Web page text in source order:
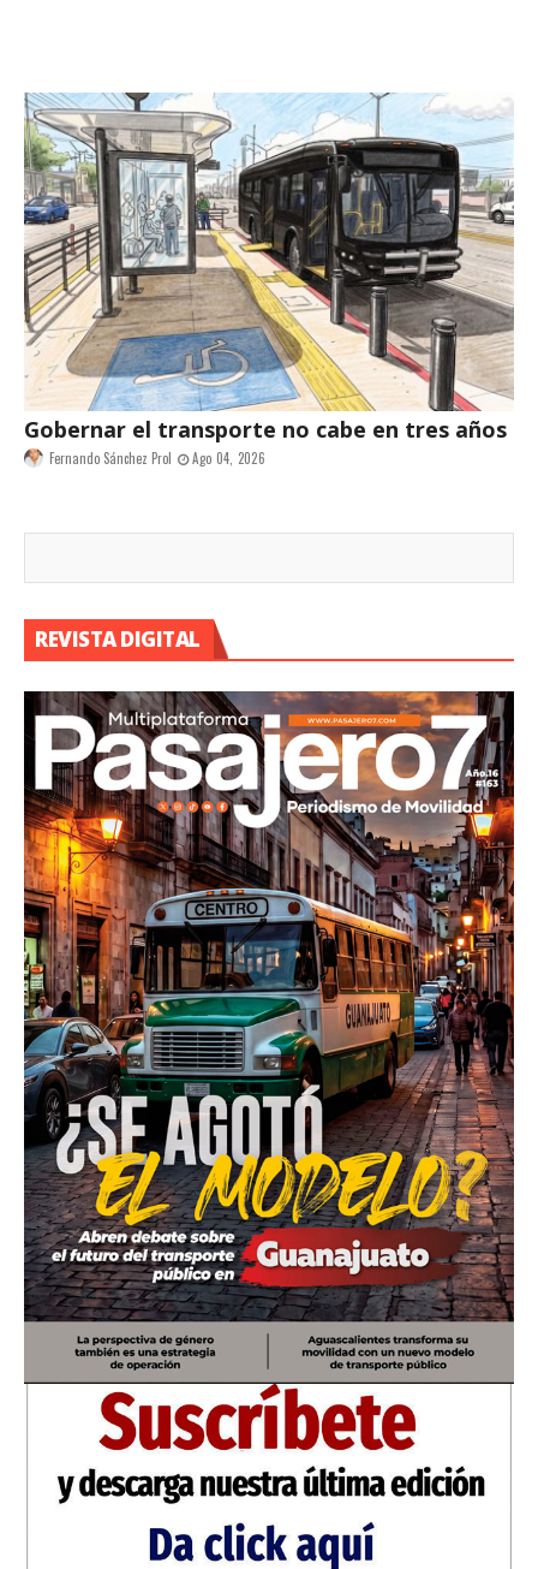
Gobernar el transporte no cabe en tres años
Fernando Sánchez Prol Ago 04, 2026
REVISTA DIGITAL